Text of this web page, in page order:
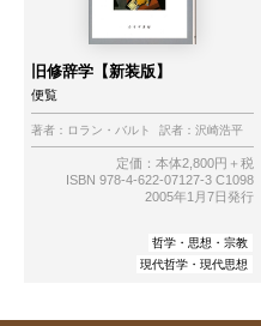
旧修辞学【新装版】
便覧
著者： ロラン・バルト 訳者： 沢崎浩平
定価：本体2,800円＋税
ISBN 978-4-622-07127-3 C1098
2005年1月7日発行
哲学・思想・宗教
現代哲学・現代思想